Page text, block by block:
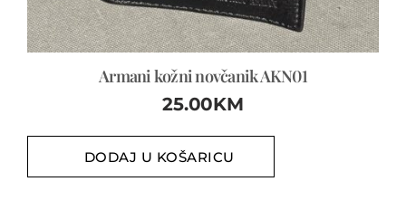
Armani kožni novčanik AKN01
25.00KM
DODAJ U KOŠARICU